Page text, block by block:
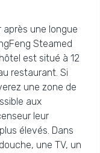
une longue
Steamed
est situé à 12
restaurant. Si
une zone de
aux
leur
élevés. Dans
une TV, un